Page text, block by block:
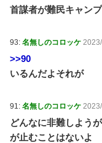
首謀者が難民キャン
93: 名無しのコロッケ
>>90
いるんだよそれが
91: 名無しのコロッケ
どんなに非難しよう
が止むことはないよ